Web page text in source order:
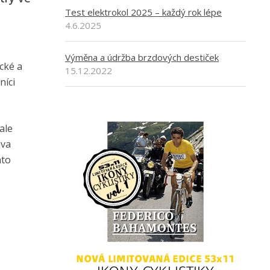
a
Test elektrokol 2025 – každý rok lépe
4.6.2025
Výměna a údržba brzdových destiček
15.12.2022